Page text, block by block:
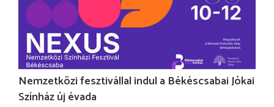
Nemzetközi fesztivállal indul a Békéscsabai Jókai
Színház új évada